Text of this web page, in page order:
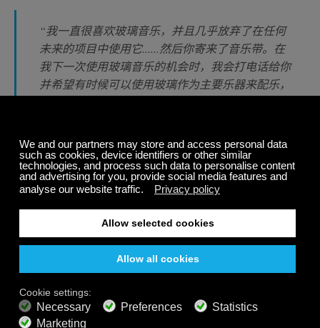
“我一直很喜欢玻璃音乐，并且几乎放弃了在任何
未来的项目中使用它......然后你寄来了音乐带。在
我下一次使用玻璃音乐的机会时，我会打电话给你
并希望有时候可以使用玻璃作为主要乐器来配乐，
Nitzsche遵守了诺言。第一部电影项目终极手段，由杰夫
布里奇斯主演。 Nitzsche要求Eric Harry添加玻璃的元素
并且加重配乐效果。 （作曲家也使用了古筝，锯子，并且
还在弗拉门戈吉他上添加了Eric Harry的配乐。）虽然电
影评分和一些网络聊天人员将Eric列为“玻璃风琴”，但他
实际上仍在演奏他创造性的十二个旋转桌子上的充水玻璃